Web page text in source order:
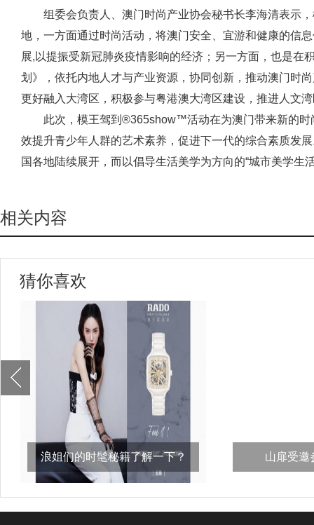
组委会负责人、澳门时尚产业协会秘书长李海清表示
地，一方面通过时尚活动，将澳门安全、宜游和健康的信
展,以提振受新冠肺炎疫情影响的经济；另一方面，也是在
划》，依托内地人才与产业资源，协同创新，推动澳门时
更好融入大湾区，积极参与粤港澳大湾区建设，推进人文
此次，模王驾到®365show™活动在为澳门带来新的
效提升青少年人群的艺术素养，促进下一代的综合素质发
国各地陆续展开，而以倡导生活美学为方向的“城市美学生
相关内容
猜你喜欢
浪姐们的时髦秘籍了解一下？ 山扉受邀